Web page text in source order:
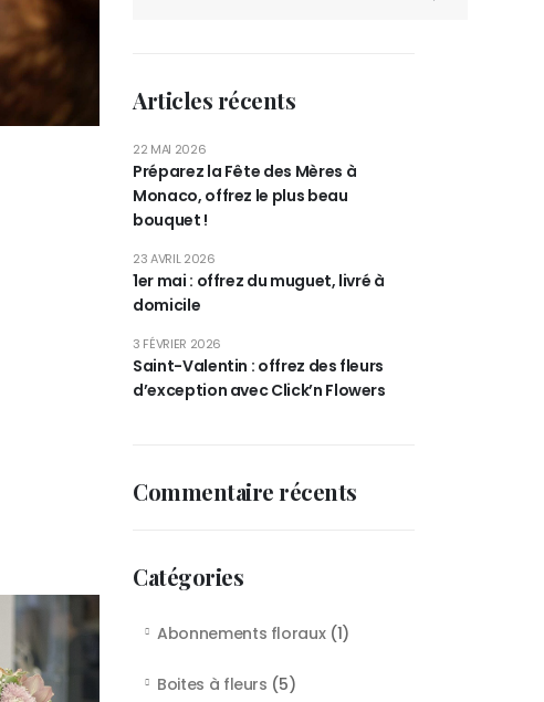
Articles récents
Préparez la Fête des Mères à
Monaco, offrez le plus beau
bouquet !
22 MAI 2026
1er mai : offrez du muguet, livré à
domicile
23 AVRIL 2026
Saint-Valentin : offrez des fleurs
d’exception avec Click’n Flowers
3 FÉVRIER 2026
Commentaire récents
Catégories
Abonnements floraux(1)
Boites à fleurs (5)